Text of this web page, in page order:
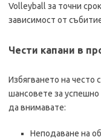
Volleyball за точни
зависимост от
Чести капани в
Избягването на
шансовете за успешно
да внимавате:
Неподаване на